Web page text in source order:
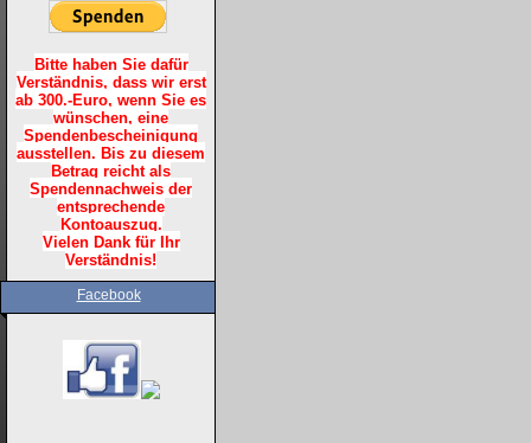
Bitte haben Sie dafür
Verständnis, dass wir erst
ab 300.-Euro, wenn Sie es
wünschen, eine
Spendenbescheinigung
ausstellen. Bis zu diesem
Betrag reicht als
Spendennachweis der
entsprechende
Kontoauszug.
Vielen Dank für Ihr
Verständnis!
Facebook